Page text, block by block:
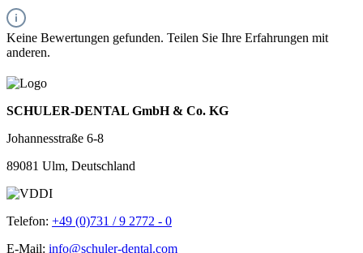
Keine Bewertungen gefunden. Teilen Sie Ihre Erfahrungen mit
anderen.
SCHULER-DENTAL GmbH & Co. KG
Johannesstraße 6-8
89081 Ulm, Deutschland
Telefon: +49 (0)731 / 9 2772 - 0
E-Mail: info@schuler-dental.com